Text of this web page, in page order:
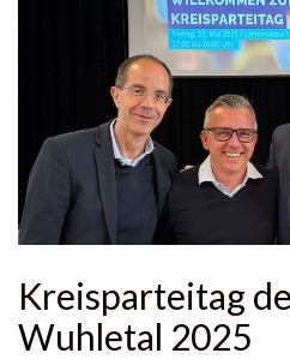
Kreisparteitag
Wuhletal 2025